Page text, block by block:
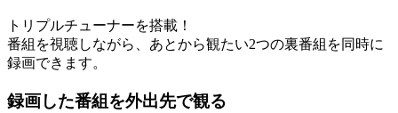
トリプルチューナーを搭載！
番組を視聴しながら、あとから観たい2つの裏番組を同時に
録画できます。
録画した番組を外出先で観る